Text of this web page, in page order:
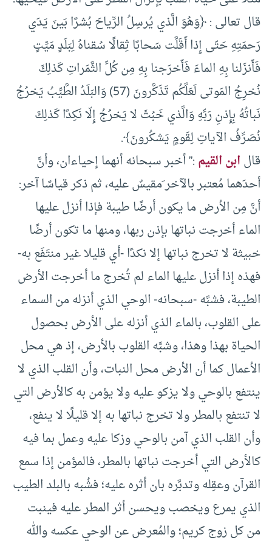
قال تعالى : ﴿وَهُوَ الَّذي يُرسِلُ الرِّياحَ بُشرًا بَينَ يَدَي
رَحمَتِهِ حَتّى إِذا أَقَلَّت سَحابًا ثِقالًا سُقناهُ لِبَلَدٍ مَيِّتٍ
فَأَنزَلنا بِهِ الماءَ فَأَخرَجنا بِهِ مِن كُلِّ الثَّمَراتِ كَذلِكَ
نُخرِجُ المَوتى لَعَلَّكُم تَذَكَّرونَ (57) وَالبَلَدُ الطَّيِّبُ يَخرُجُ
نَباتُهُ بِإِذنِ رَبِّهِ وَالَّذي خَبُثَ لا يَخرُجُ إِلّا نَكِدًا كَذلِكَ
نُصَرِّفُ الآياتِ لِقَومٍ يَشكُرونَ﴾.
قالابن القيم:” أخبر سبحانه أنهما إحياءان، وأنَّ
أحدَهما مُعتبر بالآخر َمقيسٌ عليه، ثم ذكر قياسًا آخر:
أنَّ مِن الأرض ما يكون أرضًا طيبة فإذا أنزل عليها
الماء أخرجت نباتها بإذن ربها، ومنها ما تكون أرضًا
خبيثة لا تخرج نباتها إلا نكدًا -أي قليلا غير منتَفَع به-
فهذه إذا أنزل عليها الماء لم تُخرج ما أخرجت الأرض
الطيبة، فشبَّه -سبحانه- الوحي الذي أنزله من السماء
على القلوب، بالماء الذي أنزله على الأرض بحصول
الحياة بهذا وهذا، وشبَّه القلوب بالأرض، إذ هي محل
الأعمال كما أن الأرض محل النبات، وأن القلب الذي لا
ينتفع بالوحي ولا يزكو عليه ولا يؤمن به كالأرض التي
لا تنتفع بالمطر ولا تخرج نباتها به إلا قليلًا لا ينفع،
وأن القلب الذي آمن بالوحي وزكا عليه وعمل بما فيه
كالأرض التي أخرجت نباتها بالمطر، فالمؤمن إذا سمع
القرآن وعقِله وتدبَّره بان أثره عليه؛ فشُبه بالبلد الطيب
الذي يمرع ويخصب ويحسن أثر المطر عليه فينبت
من كل زوج كريم؛ والمُعرض عن الوحي عكسه والله